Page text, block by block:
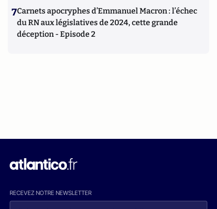
7Carnets apocryphes d’Emmanuel Macron : l’échec
du RN aux législatives de 2024, cette grande
déception - Episode 2
RECEVEZ NOTRE NEWSLETTER